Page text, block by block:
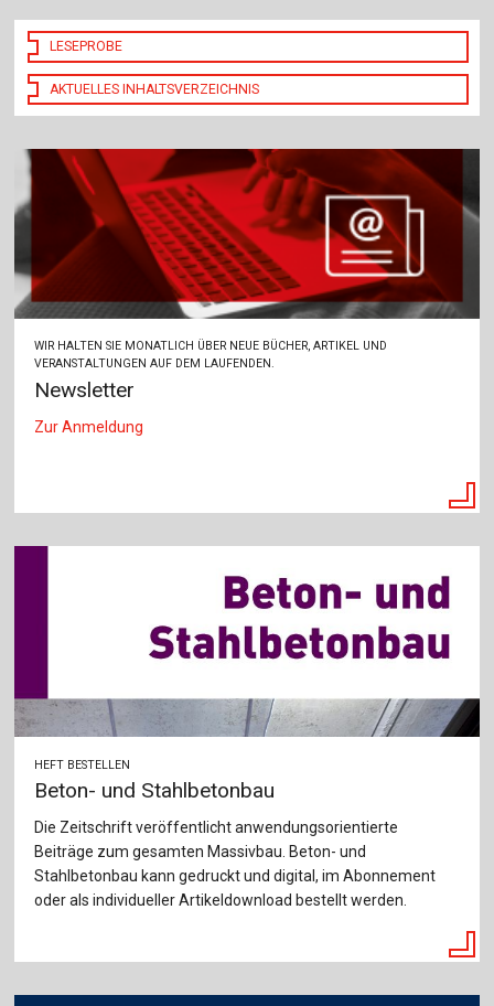
LESEPROBE
AKTUELLES INHALTSVERZEICHNIS
WIR HALTEN SIE MONATLICH ÜBER NEUE BÜCHER, ARTIKEL UND
VERANSTALTUNGEN AUF DEM LAUFENDEN.
Newsletter
Zur Anmeldung
HEFT BESTELLEN
Beton- und Stahlbetonbau
Die Zeitschrift veröffentlicht anwendungsorientierte
Beiträge zum gesamten Massivbau. Beton- und
Stahlbetonbau kann gedruckt und digital, im Abonnement
oder als individueller Artikeldownload bestellt werden.